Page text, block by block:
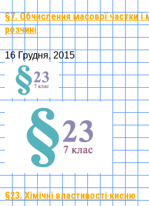
§7. Обчислення масової частки і
розчині
16 Грудня, 2015
§23. Хімічні властивості кисню